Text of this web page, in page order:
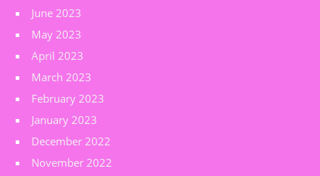
June 2023
May 2023
April 2023
March 2023
February 2023
January 2023
December 2022
November 2022